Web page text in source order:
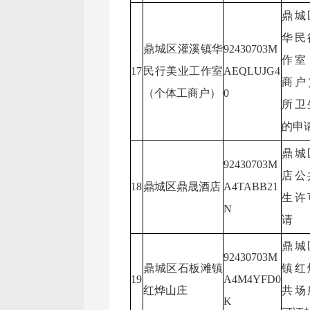
17
鼎城区灌溪镇华
民行美业工作室
（个体工商户）
92430703M
AEQLUJG4
0
鼎城
华民
作室
商户
所卫
的申
18鼎城区鼎晟酒店
92430703M
A4TABB21
N
鼎城
店公
生许
请
19
鼎城区石板滩镇
红烨山庄
92430703M
A4M4YFD0
K
鼎城
镇红
共场